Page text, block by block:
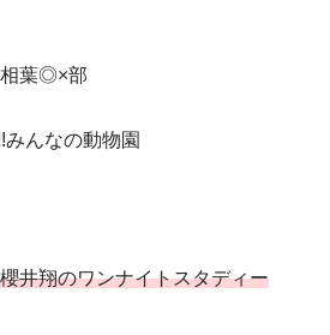
葉◎×部
みんなの動物園
櫻井翔のワンナイトスタディー